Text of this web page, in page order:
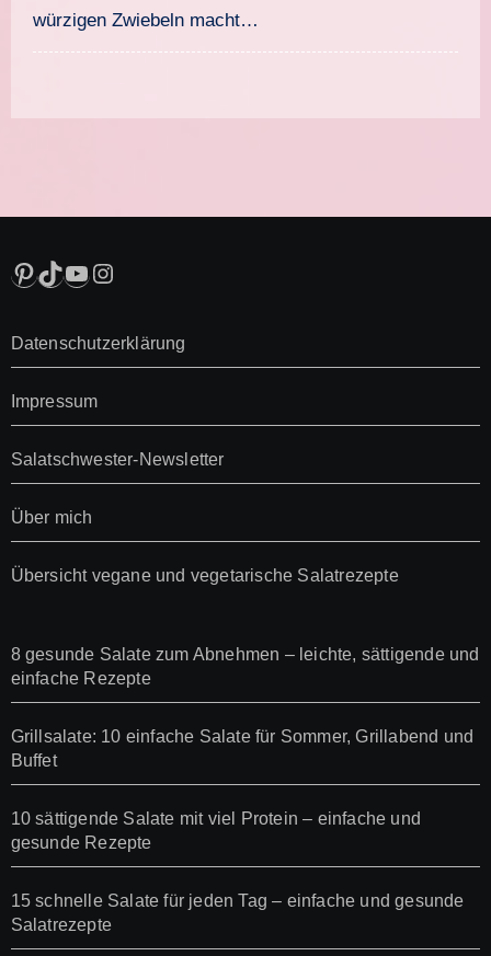
würzigen Zwiebeln macht…
Pinterest
TikTok
YouTube
Instagram
Datenschutzerklärung
Impressum
Salatschwester-Newsletter
Über mich
Übersicht vegane und vegetarische Salatrezepte
8 gesunde Salate zum Abnehmen – leichte, sättigende und
einfache Rezepte
Grillsalate: 10 einfache Salate für Sommer, Grillabend und
Buffet
10 sättigende Salate mit viel Protein – einfache und
gesunde Rezepte
15 schnelle Salate für jeden Tag – einfache und gesunde
Salatrezepte